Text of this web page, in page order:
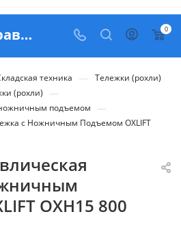
Ручная Гидравлическая Тележка с Ножничным Подъемом OXLIFT OXH15 800 мм 1500 кг - купить в Belapex 0
техника — Тележки (рохли)
(рохли) —
подъемом —
с Ножничным Подъемом OXLIFT
OXH15 800